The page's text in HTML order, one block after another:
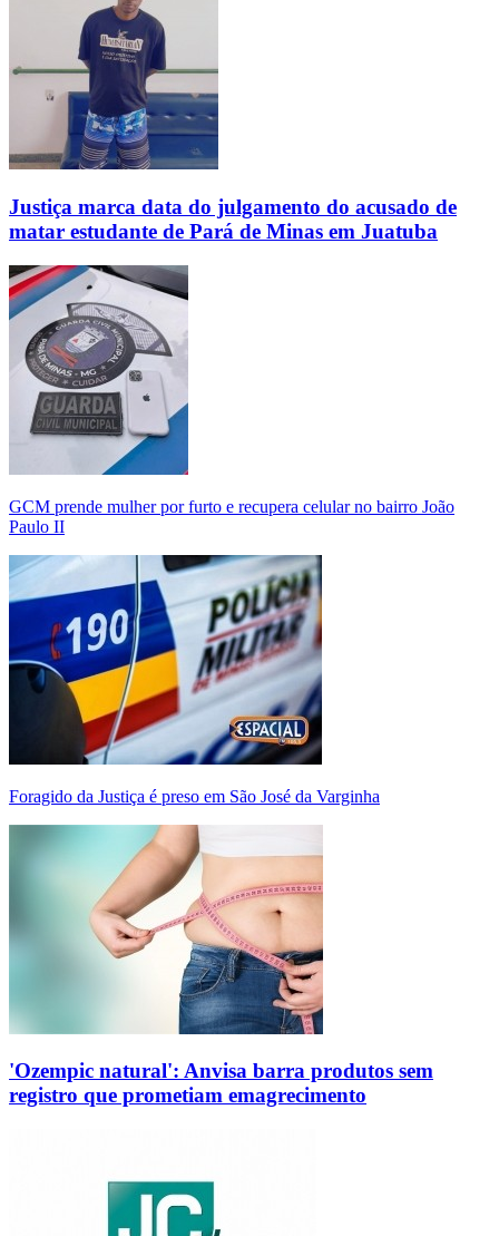
Justiça marca data do julgamento do acusado de
matar estudante de Pará de Minas em Juatuba
GCM prende mulher por furto e recupera celular no bairro João
Paulo II
Foragido da Justiça é preso em São José da Varginha
'Ozempic natural': Anvisa barra produtos sem
registro que prometiam emagrecimento